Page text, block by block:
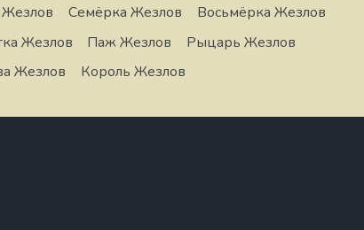
Семёрка Жезлов
Восьмёрка Жезлов
Жезлов Паж Жезлов
Рыцарь Жезлов
Жезлов
Король Жезлов